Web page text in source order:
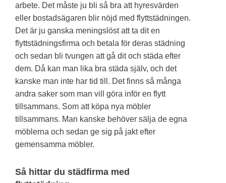
arbete. Det måste ju bli så bra att hyresvärden
eller bostadsägaren blir nöjd med flyttstädningen.
Det är ju ganska meningslöst att ta dit en
flyttstädningsfirma och betala för deras städning
och sedan bli tvungen att gå dit och städa efter
dem. Då kan man lika bra städa själv, och det
kanske man inte har tid till. Det finns så många
andra saker som man vill göra inför en flytt
tillsammans. Som att köpa nya möbler
tillsammans. Man kanske behöver sälja de egna
möblerna och sedan ge sig på jakt efter
gemensamma möbler.
Så hittar du städfirma med